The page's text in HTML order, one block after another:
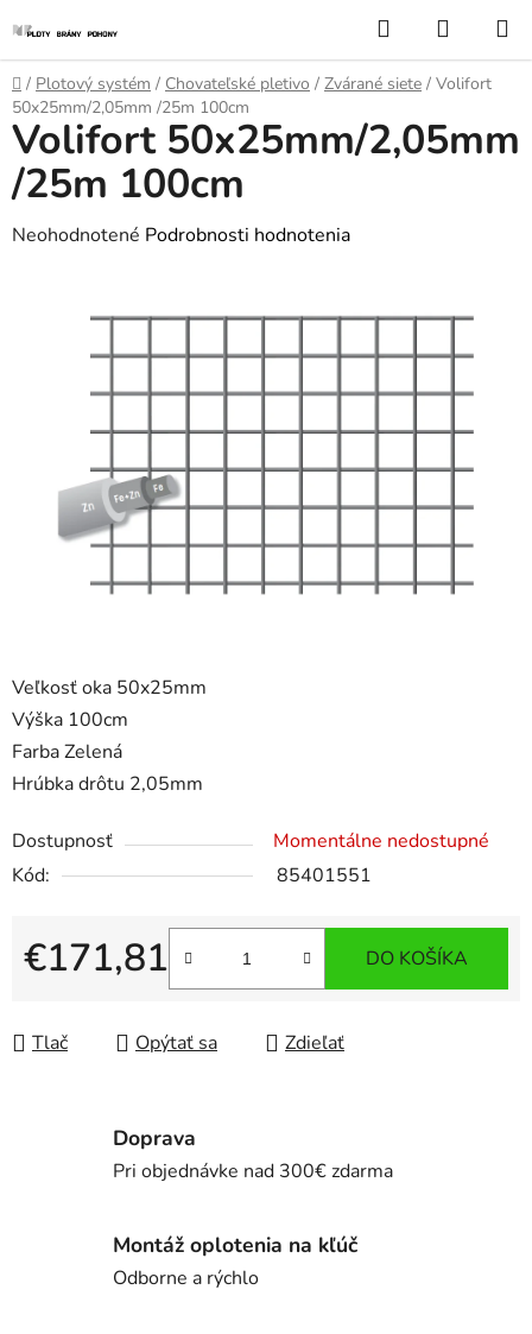
na
obsah
Hľadať
KOŠÍK
Domov
/ Plotový systém / Chovateľské pletivo / Zvárané siete / Volifort
50x25mm/2,05mm /25m 100cm
Veľkosť oka 50x25mm
Výška 100cm
Farba Zelená
Hrúbka drôtu 2,05mm
Dostupnosť
Momentálne nedostupné
Kód:
85401551
€171,81 DO KOŠÍKA
Tlač Opýtať sa Zdieľať
Volifort 50x25mm/2,05mm
/25m 100cm
Priemerné
Neohodnotené Podrobnosti hodnotenia
Doprava
Pri objednávke nad 300€ zdarma
Montáž oplotenia na kľúč
Odborne a rýchlo